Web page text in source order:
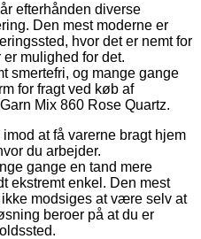
efterhånden diverse
Den mest moderne er
hvor det er nemt for
mulighed for det.
smertefri, og mange gange
for fragt ved køb af
Mix 860 Rose Quartz.
at få varerne bragt hjem
du arbejder.
gange en tand mere
ekstremt enkel. Den mest
modsiges at være selv at
beroer på at du er